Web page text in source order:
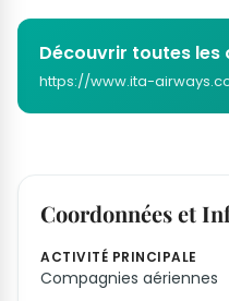
Découvrir toutes les
https://www.ita-
Coordonnées et
ACTIVITÉ PRINCIPALE
Compagnies aériennes